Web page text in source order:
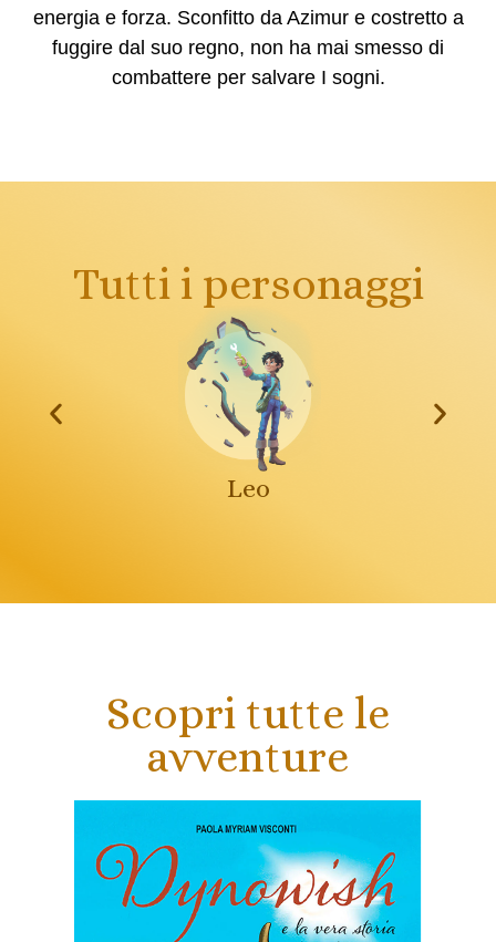
energia e forza. Sconfitto da Azimur e costretto a
fuggire dal suo regno, non ha mai smesso di
combattere per salvare I sogni.
Tutti i personaggi
Leo
Scopri tutte le
avventure